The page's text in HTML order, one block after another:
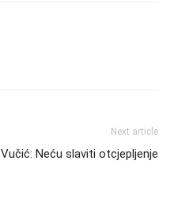
Next article
Vučić: Neću slaviti otcjepljenje